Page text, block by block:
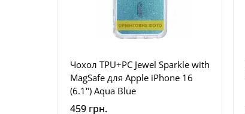
Чохол TPU+PC Jewel Sparkle with
MagSafe для Apple iPhone 16
(6.1") Aqua Blue
459 грн.